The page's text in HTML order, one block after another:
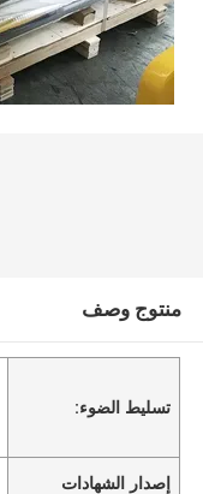
منتوج وصف
تسليط الضوء:
إصدار الشهادات